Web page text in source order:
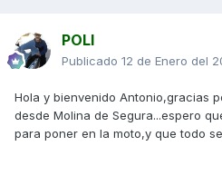
POLI
Publicado 12 de Enero del
Hola y bienvenido Antonio,gracias
desde Molina de Segura...espero
para poner en la moto,y que todo